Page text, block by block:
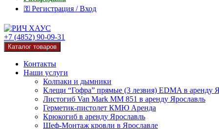
⚿ Регистрация / Вход
+7 (4852) 90-09-31
Каталог товаров
Контакты
Наши услуги
Колпаки и дымники
Клещи “Гофра” прямые (3 лезвия) EDMA в аренду
Листогиб Van Mark MM 851 в аренду Ярославль
Герметик-пистолет КМЮ Аренда
Крюкогиб в аренду Ярославль
Шеф-Монтаж кровли в Ярославле